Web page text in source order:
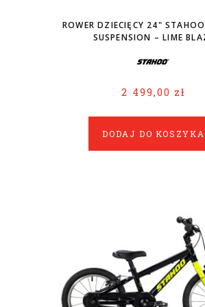
ROWER DZIECIĘCY 24"
SUSPENSION – LIME
2 499,00 zł
DODAJ DO KOSZYKA